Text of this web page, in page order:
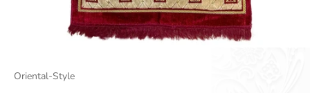
Oriental-Style